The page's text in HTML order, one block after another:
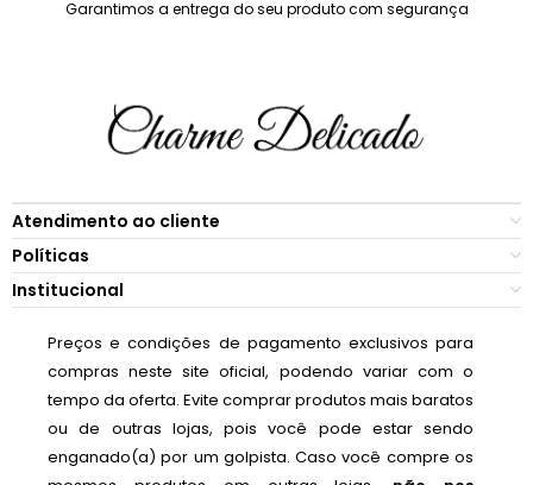
Garantimos a entrega do seu produto com segurança
Atendimento ao cliente
Políticas
Institucional
Preços e condições de pagamento exclusivos para
compras neste site oficial, podendo variar com o
tempo da oferta. Evite comprar produtos mais baratos
ou de outras lojas, pois você pode estar sendo
enganado(a) por um golpista. Caso você compre os